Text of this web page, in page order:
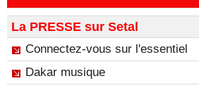
La PRESSE sur Setal
Connectez-vous sur l'essentiel
Dakar musique